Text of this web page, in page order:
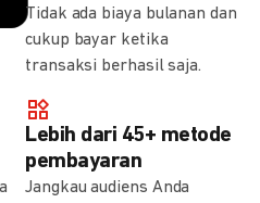
Tidak ada biaya bulanan dan
cukup bayar ketika
transaksi berhasil saja.
Lebih dari 45+ metode
pembayaran
Jangkau audiens Anda